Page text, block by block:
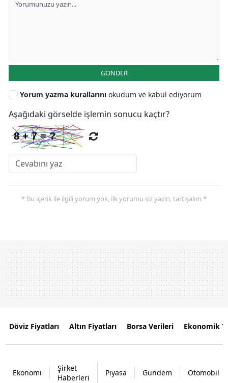
GÖNDER
Yorum yazma kurallarını okudum ve kabul ediyorum
Aşağıdaki görselde işlemin sonucu kaçtır?
* Bu içerik ile ilgili yorum yok, ilk yorumu siz yazın, tartışalım *
Döviz Fiyatları Altın Fiyatları Borsa Verileri Ekonomik
Ekonomi
Şirket
Haberleri
Piyasa Gündem Otomobil